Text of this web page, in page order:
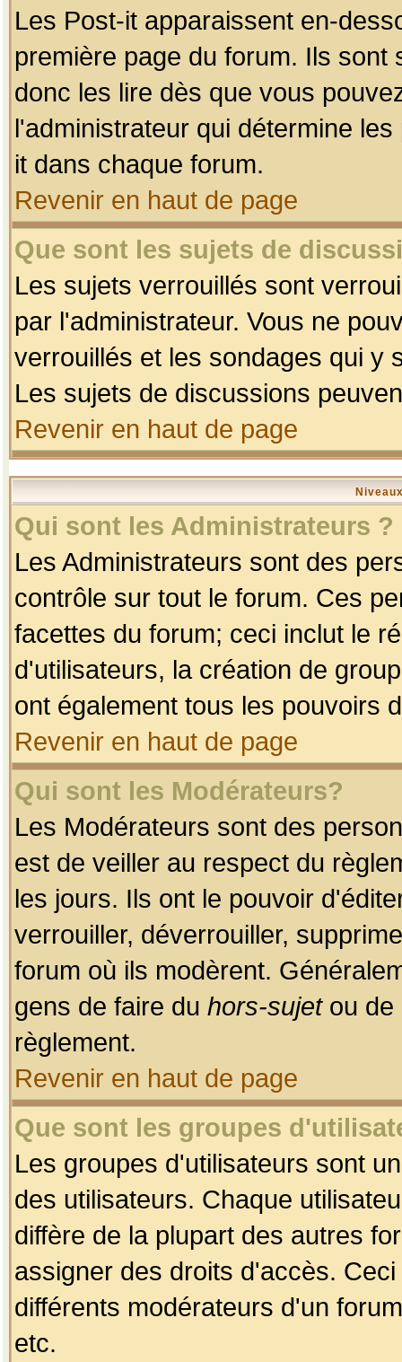
Les Post-it apparaissent en-
première page du forum. Ils
donc les lire dès que vous
l'administrateur qui détermine
it dans chaque forum.
Revenir en haut de page
Que sont les sujets de
Les sujets verrouillés sont
par l'administrateur. Vous ne
verrouillés et les sondages qui y
Les sujets de discussions
Revenir en haut de page
Qui sont les Administrateurs ?
Les Administrateurs sont des
contrôle sur tout le forum. Ces
facettes du forum; ceci inclut le
d'utilisateurs, la création de
ont également tous les pouvoirs
Revenir en haut de page
Qui sont les Modérateurs?
Les Modérateurs sont des
est de veiller au respect du
les jours. Ils ont le pouvoir
verrouiller, déverrouiller,
forum où ils modèrent.
gens de faire du hors-sujetou de
règlement.
Revenir en haut de page
Que sont les groupes
Les groupes d'utilisateurs sont
des utilisateurs. Chaque
diffère de la plupart des autres
assigner des droits d'accès.
différents modérateurs d'un
etc.